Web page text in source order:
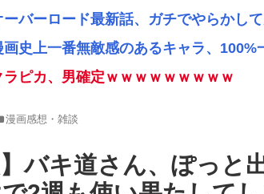
ーバーロード最新話、ガチでやらかし
画史上一番無敵感のあるキャラ、
ラピカ、男確定ｗｗｗｗｗｗｗｗｗ
漫画感想・雑談
】バキ道さん、ぽっと